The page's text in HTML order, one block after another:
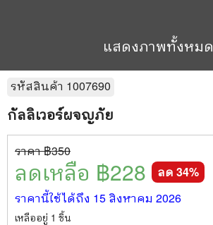
แสดงภาพทั้งหมด
รหัสสินค้า 1007690
กัลลิเวอร์ผจญภัย
ราคา ฿350
ลดเหลือ ฿228 ลด 34%
ราคานี้ใช้ได้ถึง 15 สิงหาคม 2026
เหลืออยู่ 1 ชิ้น